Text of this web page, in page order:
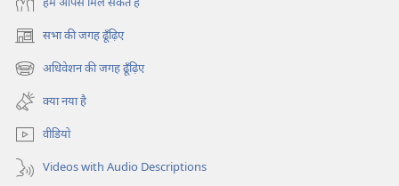
हम आपसे मिल सकते हैं
सभा की जगह ढूँढ़िए
(opens
new
window)
अधिवेशन की जगह ढूँढ़िए
(opens
new
window)
क्या नया है
वीडियो
Videos with Audio Descriptions